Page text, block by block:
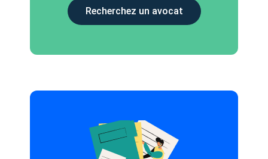
Recherchez un avocat